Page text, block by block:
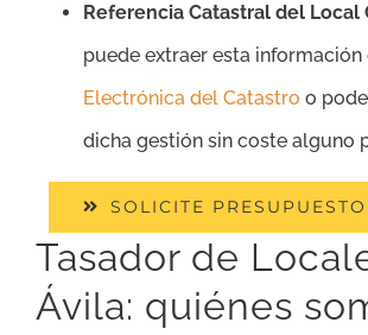
Referencia Catastral del Local
puede extraer esta información
Electrónica del Catastro o
dicha gestión sin coste alguno
SOLICITE
Tasador de
Ávila: quiénes